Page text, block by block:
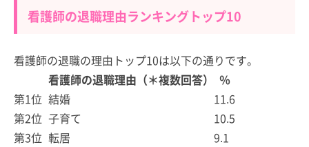
看護師の退職理由ランキングトップ10
看護師の退職の理由トップ10は以下の通りです。
看護師の退職理由（＊複数回答）
％
第1位 結婚
11.6
第2位 子育て
10.5
第3位 転居
9.1